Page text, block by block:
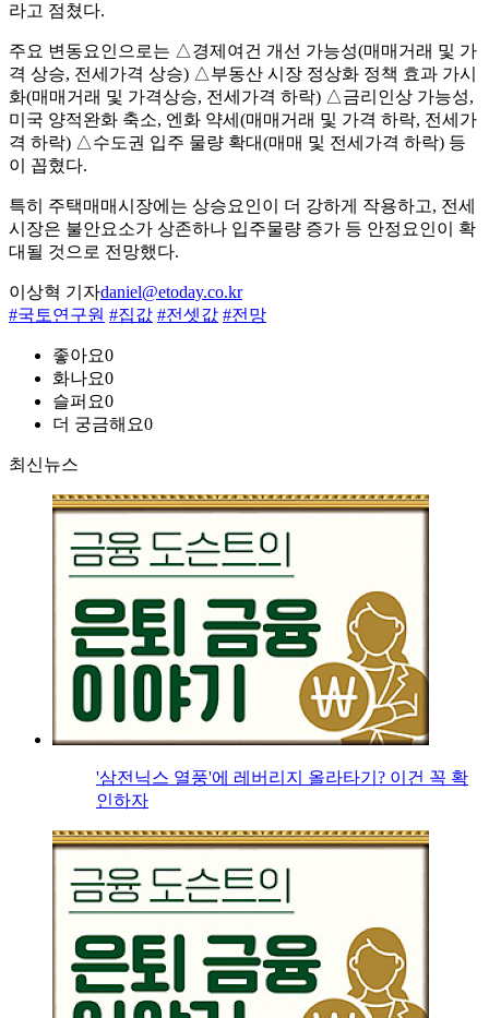
라고 점쳤다.
주요 변동요인으로는 △경제여건 개선 가능성(매매거래 및 가
격 상승, 전세가격 상승) △부동산 시장 정상화 정책 효과 가시
화(매매거래 및 가격상승, 전세가격 하락) △금리인상 가능성,
미국 양적완화 축소, 엔화 약세(매매거래 및 가격 하락, 전세가
격 하락) △수도권 입주 물량 확대(매매 및 전세가격 하락) 등
이 꼽혔다.
특히 주택매매시장에는 상승요인이 더 강하게 작용하고, 전세
시장은 불안요소가 상존하나 입주물량 증가 등 안정요인이 확
대될 것으로 전망했다.
이상혁 기자daniel@etoday.co.kr
#국토연구원 #집값 #전셋값 #전망
좋아요0
화나요0
슬퍼요0
더 궁금해요0
최신뉴스
'삼전닉스 열풍'에 레버리지 올라타기? 이건 꼭 확
인하자